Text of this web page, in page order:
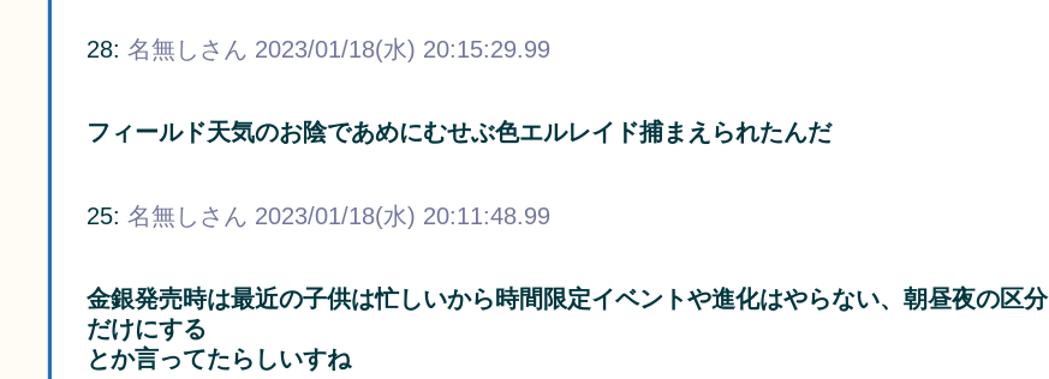
28: 名無しさん 2023/01/18(水) 20:15:29.99
フィールド天気のお陰であめにむせぶ色エルレイド捕まえられたんだ
25: 名無しさん 2023/01/18(水) 20:11:48.99
金銀発売時は最近の子供は忙しいから時間限定イベントや進化はやらない、朝昼夜の区分
だけにする
とか言ってたらしいすね